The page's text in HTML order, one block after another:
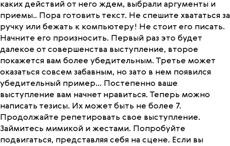
каких действий от него ждем, выбрали аргументы и
приемы.. Пора готовить текст. Не спешите хвататься за
ручку или бежать к компьютеру! Не стоит его писать.
Начните его произносить. Первый раз это будет
далекое от совершенства выступление, второе
покажется вам более убедительным. Третье может
оказаться совсем забавным, но зато в нем появился
убедительный пример… Постепенно ваше
выступление вам начнет нравиться. Теперь можно
написать тезисы. Их может быть не более 7.
Продолжайте репетировать свое выступление.
Займитесь мимикой и жестами. Попробуйте
подвигаться, представляя себя на сцене. Если вы